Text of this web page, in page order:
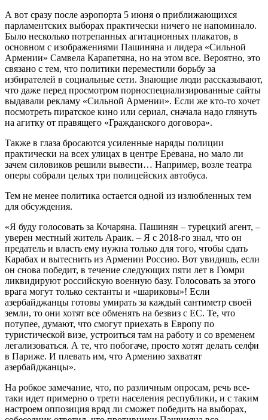
А вот сразу после аэропорта 5 июня о приближающихся
парламентских выборах практически ничего не напоминало.
Было несколько потрепанных агитационных плакатов, в
основном с изображениями Пашиняна и лидера «Сильной
Армении» Самвела Карапетяна, но на этом все. Вероятно, это
связано с тем, что политики переместили борьбу за
избирателей в социальные сети. Знающие люди рассказывают,
что даже перед просмотром порноспециализированные сайты
выдавали рекламу «Сильной Армении». Если же кто-то хочет
посмотреть пиратское кино или сериал, сначала надо глянуть
на агитку от правящего «Гражданского договора».
Также в глаза бросаются усиленные наряды полиции
практически на всех улицах в центре Еревана, но мало ли
зачем силовиков решили вывести… Например, возле театра
оперы собрали целых три полицейских автобуса.
Тем не менее политика остается одной из излюбленных тем
для обсуждения.
«Я буду голосовать за Кочаряна. Пашинян – турецкий агент, –
уверен местный житель Араик. – Я с 2018-го знал, что он
предатель и власть ему нужна только для того, чтобы сдать
Карабах и вытеснить из Армении Россию. Вот увидишь, если
он снова победит, в течение следующих пяти лет в Гюмри
ликвидируют российскую военную базу. Голосовать за этого
врага могут только сектанты и «шариковы»! Если
азербайджанцы готовы умирать за каждый сантиметр своей
земли, то они хотят все обменять на безвиз с ЕС. Те, что
потупее, думают, что смогут приехать в Европу по
туристической визе, устроиться там на работу и со временем
легализоваться. А те, что побогаче, просто хотят делать селфи
в Париже. И плевать им, что Армению захватят
азербайджанцы».
На робкое замечание, что, по различным опросам, речь все-
таки идет примерно о трети населения республики, и с таким
настроем оппозиция вряд ли сможет победить на выборах,